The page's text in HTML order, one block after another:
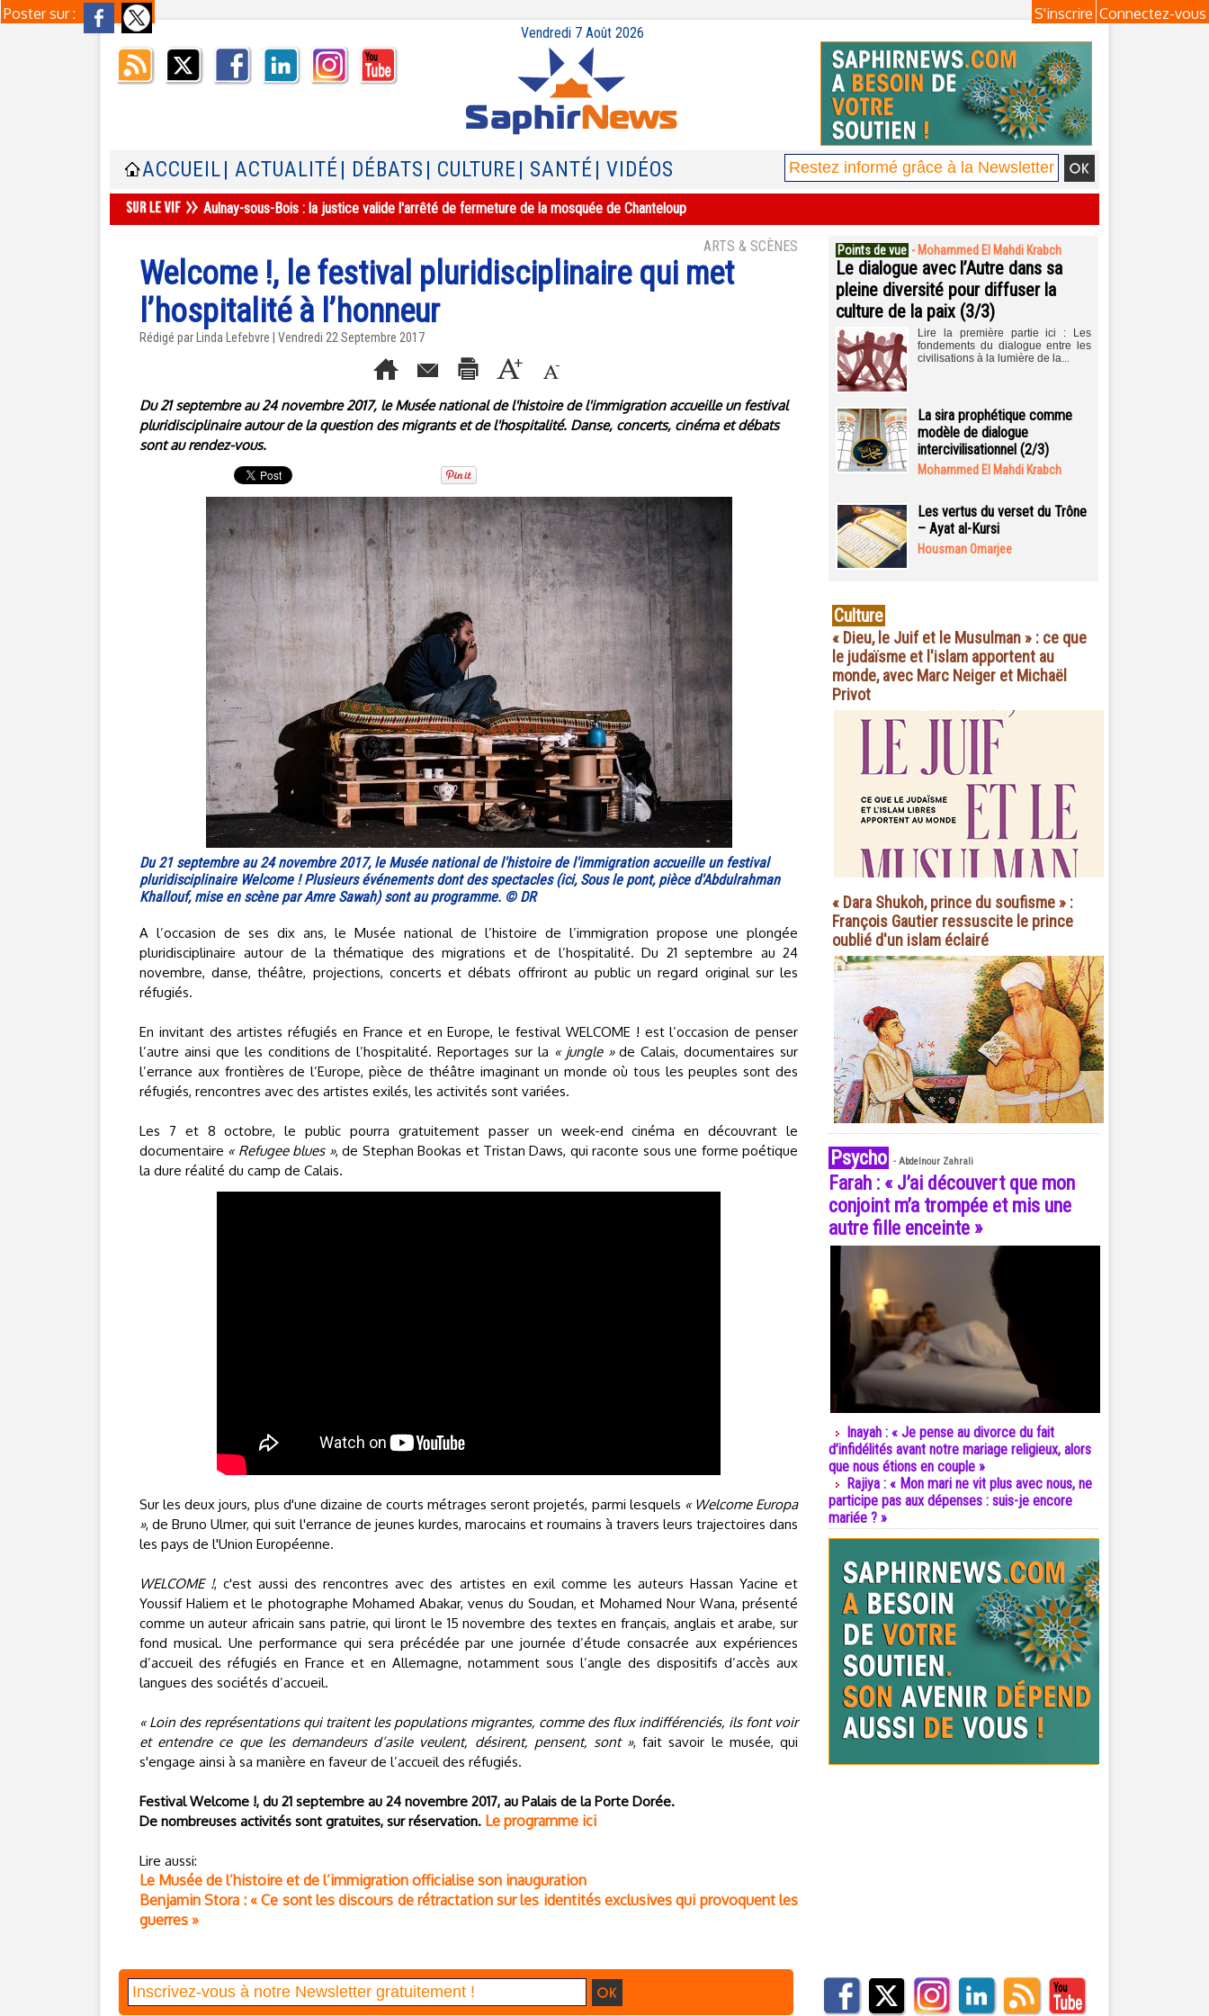
Poster sur : Connectez-vous
S'inscrire
Vendredi 7 Août 2026
ACCUEIL | ACTUALITÉ | DÉBATS | CULTURE | SANTÉ | VIDÉOS
Aulnay-sous-Bois : la justice valide l'arrêté de fermeture de la mosquée de Chanteloup
ARTS & SCÈNES
Welcome !, le festival pluridisciplinaire qui met
l’hospitalité à l’honneur
Rédigé par Linda Lefebvre | Vendredi 22 Septembre 2017
Du 21 septembre au 24 novembre 2017, le Musée national de l'histoire de l'immigration accueille un festival
pluridisciplinaire autour de la question des migrants et de l'hospitalité. Danse, concerts, cinéma et débats
sont au rendez-vous.
Du 21 septembre au 24 novembre 2017, le Musée national de l'histoire de l'immigration accueille un festival
pluridisciplinaire Welcome ! Plusieurs événements dont des spectacles (ici, Sous le pont, pièce d'Abdulrahman
Khallouf, mise en scène par Amre Sawah) sont au programme. © DR
A l’occasion de ses dix ans, le Musée national de l’histoire de l’immigration propose une plongée
pluridisciplinaire autour de la thématique des migrations et de l’hospitalité. Du 21 septembre au 24
novembre, danse, théâtre, projections, concerts et débats offriront au public un regard original sur les
réfugiés.
En invitant des artistes réfugiés en France et en Europe, le festival WELCOME ! est l’occasion de penser
l’autre ainsi que les conditions de l’hospitalité. Reportages sur la « jungle »de Calais, documentaires sur
l’errance aux frontières de l’Europe, pièce de théâtre imaginant un monde où tous les peuples sont des
réfugiés, rencontres avec des artistes exilés, les activités sont variées.
Les 7 et 8 octobre, le public pourra gratuitement passer un week-end cinéma en découvrant le
documentaire « Refugee blues », de Stephan Bookas et Tristan Daws, qui raconte sous une forme poétique
la dure réalité du camp de Calais.
Sur les deux jours, plus d'une dizaine de courts métrages seront projetés, parmi lesquels « Welcome Europa
», de Bruno Ulmer, qui suit l'errance de jeunes kurdes, marocains et roumains à travers leurs trajectoires dans
les pays de l'Union Européenne.
WELCOME !, c'est aussi des rencontres avec des artistes en exil comme les auteurs Hassan Yacine et
Youssif Haliem et le photographe Mohamed Abakar, venus du Soudan, et Mohamed Nour Wana, présenté
comme un auteur africain sans patrie, qui liront le 15 novembre des textes en français, anglais et arabe, sur
fond musical. Une performance qui sera précédée par une journée d’étude consacrée aux expériences
d’accueil des réfugiés en France et en Allemagne, notamment sous l’angle des dispositifs d’accès aux
langues des sociétés d’accueil.
« Loin des représentations qui traitent les populations migrantes, comme des flux indifférenciés, ils font voir
et entendre ce que les demandeurs d’asile veulent, désirent, pensent, sont », fait savoir le musée, qui
s'engage ainsi à sa manière en faveur de l’accueil des réfugiés.
Festival Welcome !, du 21 septembre au 24 novembre 2017, au Palais de la Porte Dorée.
De nombreuses activités sont gratuites, sur réservation. Le programme ici
Lire aussi:
Le Musée de l’histoire et de l’immigration officialise son inauguration
Benjamin Stora : « Ce sont les discours de rétractation sur les identités exclusives qui provoquent les
guerres »
Points de vue - Mohammed El Mahdi Krabch
Le dialogue avec l’Autre dans sa
pleine diversité pour diffuser la
culture de la paix (3/3)
Lire la première partie ici : Les
fondements du dialogue entre les
civilisations à la lumière de la...
La sira prophétique comme
modèle de dialogue
intercivilisationnel (2/3)
Mohammed El Mahdi Krabch
Les vertus du verset du Trône
– Ayat al-Kursi
Housman Omarjee
Culture
« Dieu, le Juif et le Musulman » : ce que
le judaïsme et l'islam apportent au
monde, avec Marc Neiger et Michaël
Privot
« Dara Shukoh, prince du soufisme » :
François Gautier ressuscite le prince
oublié d'un islam éclairé
Psycho - Abdelnour Zahrali
Farah : « J’ai découvert que mon
conjoint m’a trompée et mis une
autre fille enceinte »
Inayah : « Je pense au divorce du fait
d’infidélités avant notre mariage religieux, alors
que nous étions en couple »
Rajiya : « Mon mari ne vit plus avec nous, ne
participe pas aux dépenses : suis-je encore
mariée ? »